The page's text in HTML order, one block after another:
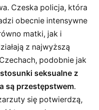
Czeska policja, która
obecnie intensywne
matki, jak i
z najwyższą
podobnie jak
stosunki seksualne z
są przestępstwem.
się potwierdzą,